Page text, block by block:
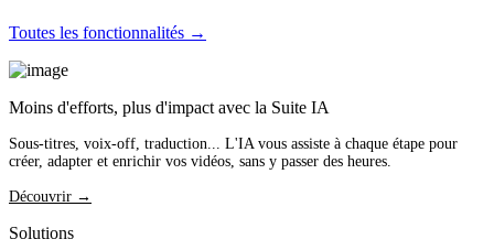
Toutes les fonctionnalités →
Moins d'efforts, plus d'impact avec la Suite IA
Sous-titres, voix-off, traduction... L'IA vous assiste à chaque étape pour
créer, adapter et enrichir vos vidéos, sans y passer des heures.
Découvrir →
Solutions